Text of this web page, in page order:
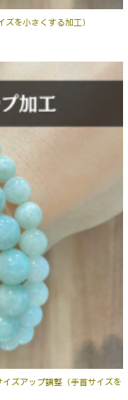
ズを小さくする加工）
ズアップ調整（手首サイズを